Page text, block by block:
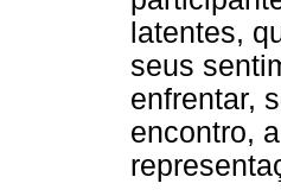
latentes,
seus
enfrentar,
encontro,